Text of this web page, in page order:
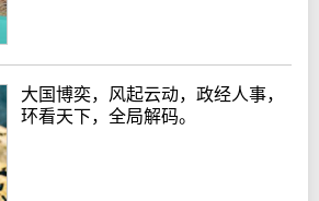
大国博奕，风起云动，政经人事，
环看天下，全局解码。